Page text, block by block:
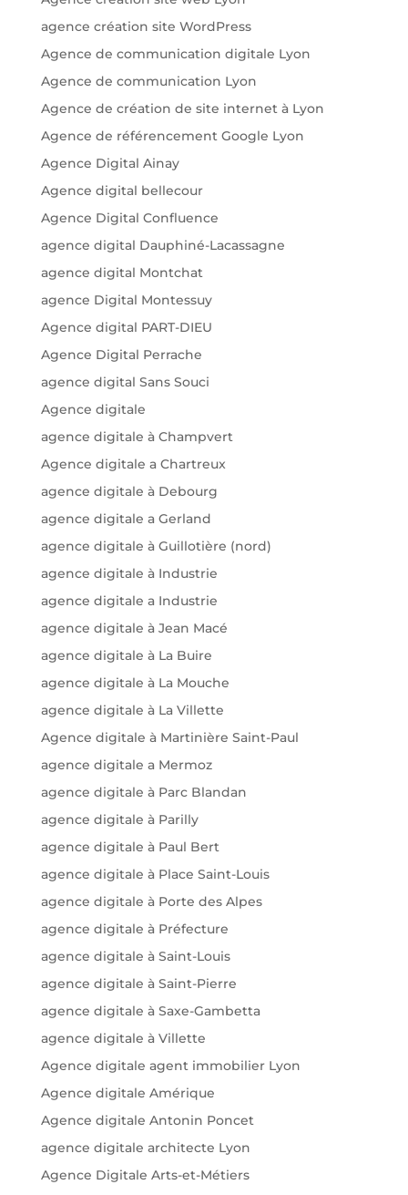
agence création site WordPress
Agence de communication digitale Lyon
Agence de communication Lyon
Agence de création de site internet à Lyon
Agence de référencement Google Lyon
Agence Digital Ainay
Agence digital bellecour
Agence Digital Confluence
agence digital Dauphiné-Lacassagne
agence digital Montchat
agence Digital Montessuy
Agence digital PART-DIEU
Agence Digital Perrache
agence digital Sans Souci
Agence digitale
agence digitale à Champvert
Agence digitale a Chartreux
agence digitale à Debourg
agence digitale a Gerland
agence digitale à Guillotière (nord)
agence digitale à Industrie
agence digitale a Industrie
agence digitale à Jean Macé
agence digitale à La Buire
agence digitale à La Mouche
agence digitale à La Villette
Agence digitale à Martinière Saint-Paul
agence digitale a Mermoz
agence digitale à Parc Blandan
agence digitale à Parilly
agence digitale à Paul Bert
agence digitale à Place Saint-Louis
agence digitale à Porte des Alpes
agence digitale à Préfecture
agence digitale à Saint-Louis
agence digitale à Saint-Pierre
agence digitale à Saxe-Gambetta
agence digitale à Villette
Agence digitale agent immobilier Lyon
Agence digitale Amérique
Agence digitale Antonin Poncet
agence digitale architecte Lyon
Agence Digitale Arts-et-Métiers